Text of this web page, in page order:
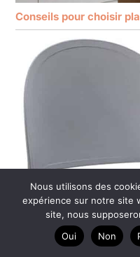
Conseils pour choisir
Nous utilisons des
expérience sur notre site
site, nous
Oui
Non